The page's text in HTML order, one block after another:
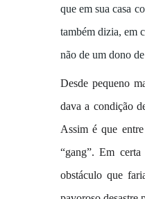
que em sua casa
também dizia, em
não de um dono
Desde pequeno
dava a condição
Assim é que
“gang”. Em
obstáculo que